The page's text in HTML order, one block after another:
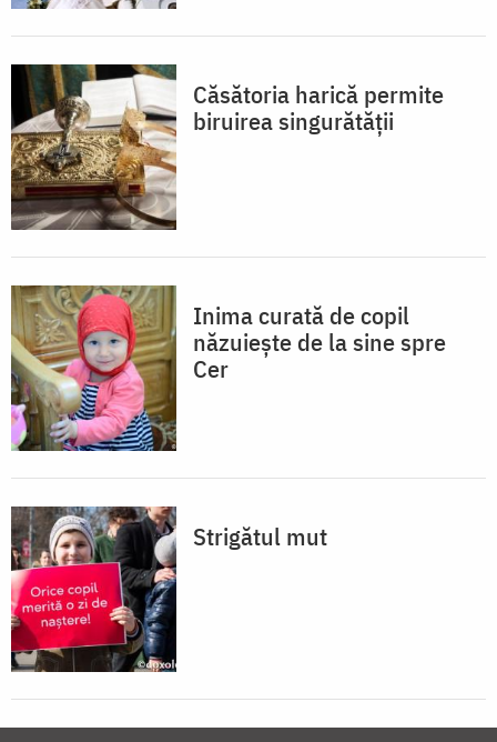
Căsătoria harică permite
biruirea singurătății
Inima curată de copil
năzuieşte de la sine spre
Cer
Strigătul mut